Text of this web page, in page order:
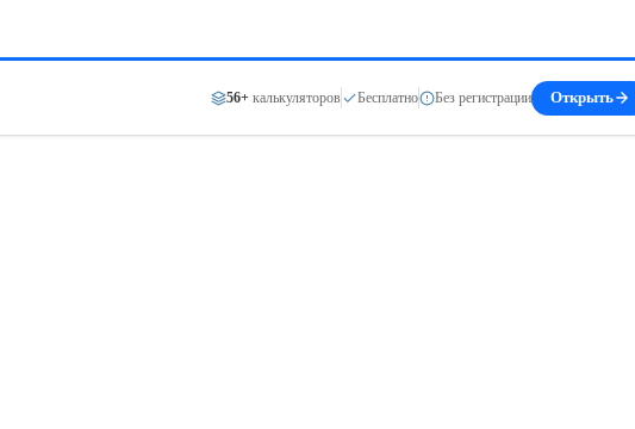
56+ калькуляторов Бесплатно Без регистрации Открыть